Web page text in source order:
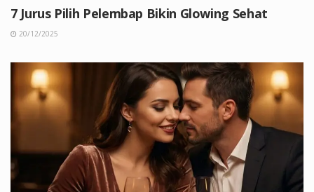
7 Jurus Pilih Pelembap Bikin Glowing Sehat
20/12/2025